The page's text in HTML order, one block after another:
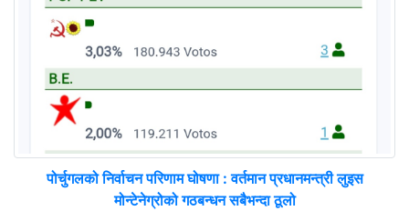
पोर्चुगलको निर्वाचन परिणाम घोषणा : वर्तमान प्रधानमन्त्री लुइस
मोन्टेनेग्रोको गठबन्धन सबैभन्दा ठूलो